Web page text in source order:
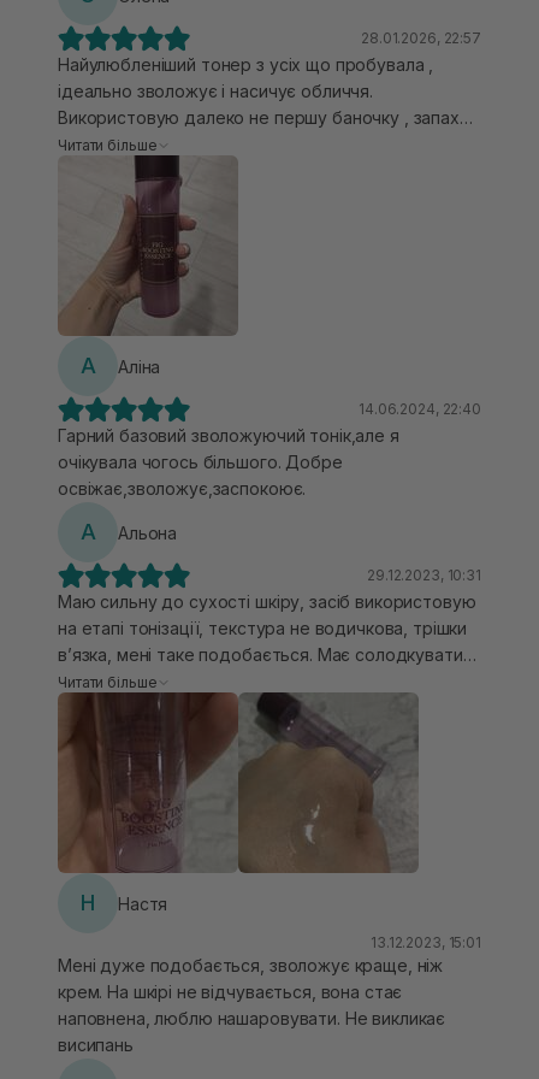
28.01.2026, 22:57
Найулюбленіший тонер з усіх що пробувала ,
ідеально зволожує і насичує обличчя.
Використовую далеко не першу баночку , запах
то просто щось неймовірне. Маю комбіновану
поглинається , інтенсивно зволожує, і заспокоює
шкіру. Рекомендую спробувати , мені дуже
подобається)
Читати більше
А Аліна
14.06.2024, 22:40
Гарний базовий зволожуючий тонік,але я
очікувала чогось більшого. Добре
освіжає,зволожує,заспокоює.
А Альона
29.12.2023, 10:31
Маю сильну до сухості шкіру, засіб використовую
на етапі тонізації, текстура не водичкова, трішки
вʼязка, мені таке подобається. Має солодкуватий
запах. Якщо забагато нанести може бути липкість,
але після нанесення наступних етапів догляду
вона зникає. Есенція зволожує та підсвічує шкіру
обличчя, використовую зранку з рук(всі тонізуючі
засоби так наношу) і чекаю хв 5-10 до повного
поглинання. Купувала мініатюру, дуже зручно, що
вони є і можна спробувати засоби. Рекомендую
сухому типу шкіри.
Читати більше
Н Настя
13.12.2023, 15:01
Мені дуже подобається, зволожує краще, ніж
крем. На шкірі не відчувається, вона стає
наповнена, люблю нашаровувати. Не викликає
висипань